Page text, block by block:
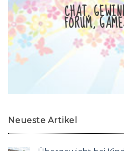
CHAT,
FORUM,
Neueste Artikel